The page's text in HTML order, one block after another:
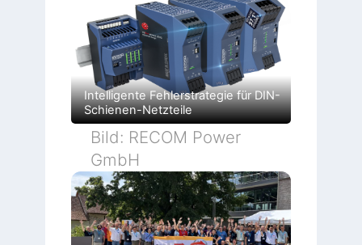
Intelligente Fehlerstrategie für DIN-
Schienen-Netzteile
Bild: RECOM Power
GmbH